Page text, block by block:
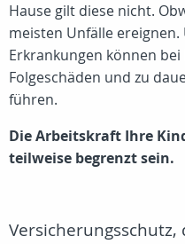
Hause gilt diese nicht.
meisten Unfälle
Erkrankungen können
Folgeschäden und zu
führen.
Die Arbeitskraft Ihre
teilweise begrenzt sein.